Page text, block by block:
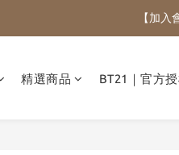
【加
精選商品 BT21｜官方